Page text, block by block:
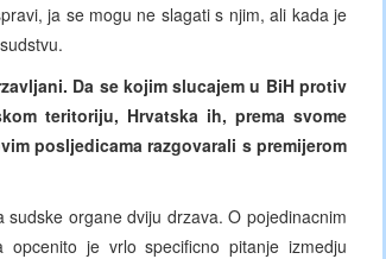
ja se mogu ne slagati s njim, ali kada je
Da se kojim slucajem u BiH protiv
teritoriju, Hrvatska ih, prema svome
posljedicama razgovarali s premijerom
organe dviju drzava. O pojedinacnim
je vrlo specificno pitanje izmedju